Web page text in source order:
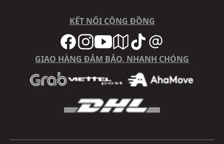
KẾT NỐI CỘNG ĐỒNG
GIAO HÀNG ĐẢM BẢO, NHANH CHÓNG